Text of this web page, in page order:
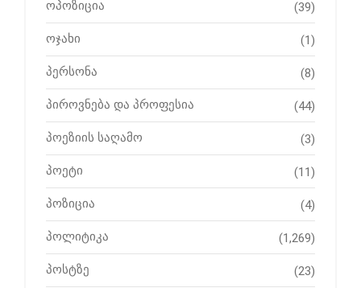
ოპოზიცია (39)
ოჯახი (1)
პერსონა (8)
პიროვნება და პროფესია (44)
პოეზიის საღამო (3)
პოეტი (11)
პოზიცია (4)
პოლიტიკა (1,269)
პოსტზე (23)